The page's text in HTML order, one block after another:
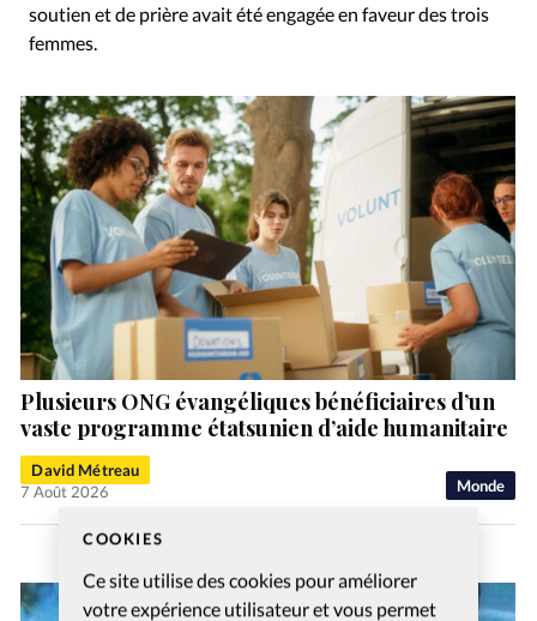
COOKIES
Ce site utilise des cookies pour améliorer
votre expérience utilisateur et vous permet
soutien et de prière avait été engagée en faveur des trois
femmes.
Monde
Plusieurs ONG évangéliques bénéficiaires d’un
vaste programme étatsunien d’aide humanitaire
David Métreau
7 Août 2026